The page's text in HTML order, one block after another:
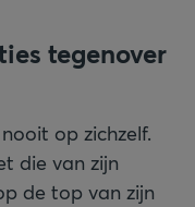
tegenover
op zichzelf.
die van zijn
de top van zijn